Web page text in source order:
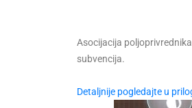
Asocijacija
subvencija.
Detaljnije pogledajte u